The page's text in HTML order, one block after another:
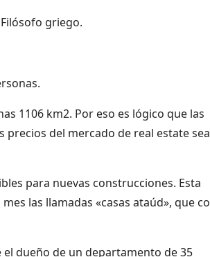
griego.
1106 km2. Por eso es lógico que las
del mercado de real estate
para nuevas construcciones. Esta
las llamadas «casas ataúd», que
el dueño de un departamento de 35